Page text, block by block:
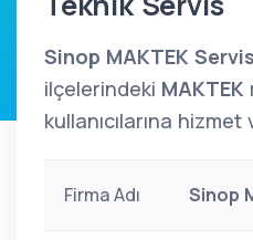
Sinop MAKTEK
ilçelerindeki MAKTEK
kullanıcılarına
Firma Adı Sinop